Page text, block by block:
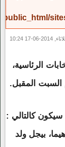
public_html/
2014-06-17 10:24
الرئاسية،
السبت المقبل.
كالتالي :
بيجل ولد